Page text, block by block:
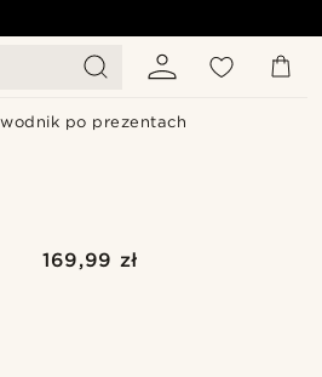
po prezentach
169,99 zł